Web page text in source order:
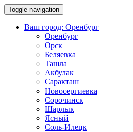
Toggle navigation
Ваш город: Оренбург
Оренбург
Орск
Беляевка
Ташла
Акбулак
Саракташ
Новосергиевка
Сорочинск
Шарлык
Ясный
Соль-Илецк